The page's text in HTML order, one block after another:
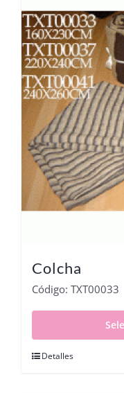
Colcha
Código: TXT00033
Detalles